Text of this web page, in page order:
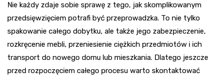
Nie każdy zdaje sobie sprawę z tego, jak skomplikowanym
przedsięwzięciem potrafi być przeprowadzka. To nie tylko
spakowanie całego dobytku, ale także jego zabezpieczenie,
rozkręcenie mebli, przeniesienie ciężkich przedmiotów i ich
transport do nowego domu lub mieszkania. Dlatego jeszcze
przed rozpoczęciem całego procesu warto skontaktować